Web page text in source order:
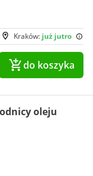
Kraków: już jutro
do koszyka
oleju